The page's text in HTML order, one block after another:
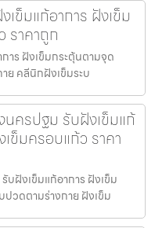
ข็มแก้อาการ ฝังเข็ม
ราคาถูก
าร ฝังเข็มกระตุ้นตามจุด
ย คลีนิกฝังเข็มระบ
นครปฐม รับฝังเข็มแก้
ข็มครอบแก้ว ราคา
ฝังเข็มแก้อาการ ฝังเข็ม
ปวดตามร่างกาย ฝังเข็ม